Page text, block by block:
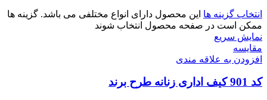
انتخاب گزینه ها این محصول دارای انواع مختلفی می باشد. گزینه ها
ممکن است در صفحه محصول انتخاب شوند
نمایش سریع
مقايسه
افزودن به علاقه مندی
کد 901 کیف اداری زنانه طرح برند